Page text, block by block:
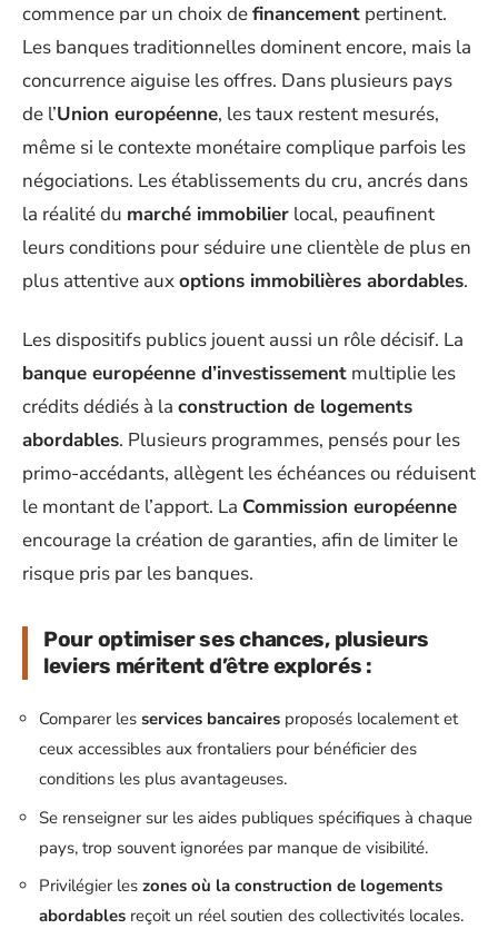
commence par un choix definancement pertinent.
Les banques traditionnelles dominent encore, mais la
concurrence aiguise les offres. Dans plusieurs pays
de l’Union européenne, les taux restent mesurés,
même si le contexte monétaire complique parfois les
négociations. Les établissements du cru, ancrés dans
la réalité du marché immobilier local, peaufinent
leurs conditions pour séduire une clientèle de plus en
plus attentive auxoptions immobilières abordables.
Les dispositifs publics jouent aussi un rôle décisif. La
banque européenne d’investissement multiplie les
crédits dédiés à la construction de logements
abordables. Plusieurs programmes, pensés pour les
primo-accédants, allègent les échéances ou réduisent
le montant de l’apport. La Commission européenne
encourage la création de garanties, afin de limiter le
risque pris par les banques.
Pour optimiser ses chances, plusieurs
leviers méritent d’être explorés :
Comparer les services bancaires proposés localement et
ceux accessibles aux frontaliers pour bénéficier des
conditions les plus avantageuses.
Se renseigner sur les aides publiques spécifiques à chaque
pays, trop souvent ignorées par manque de visibilité.
Privilégier les zones où la construction de logements
abordables reçoit un réel soutien des collectivités locales.